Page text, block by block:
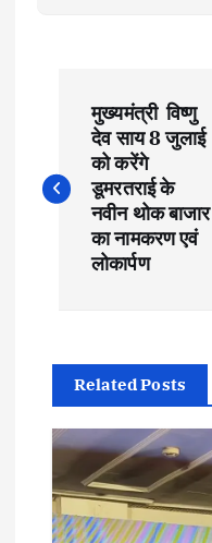
s
a
v
g
मुख्यमंत्री विष्णु
देव साय 8 जुलाई
को करेंगे
डूमरतराई के
नवीन थोक बाजार
का नामकरण एवं
लोकार्पण
Related Posts